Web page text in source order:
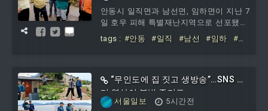
안동시 일직면과 남선면, 임하면이 지난 7
일 호우 피해 특별재난지역으로 선포됐다.
이재명 대통령은 지난 7월 8일부터 24일까
지 내린 집중호우로 큰 피해를 입은 안동
피해조사반은 특별재난지역 선포에 필요
한 피해 규
tags : #안동 #일직 #남선 #임하
#특
“무인도에 집 짓고 생방송”…SNS 인
기 영상이 불법 증거로
서울일보
5시간전